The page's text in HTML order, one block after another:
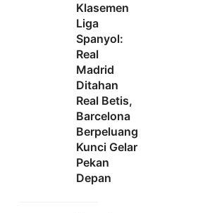
Klasemen
Liga
Spanyol:
Real
Madrid
Ditahan
Real Betis,
Barcelona
Berpeluang
Kunci Gelar
Pekan
Depan